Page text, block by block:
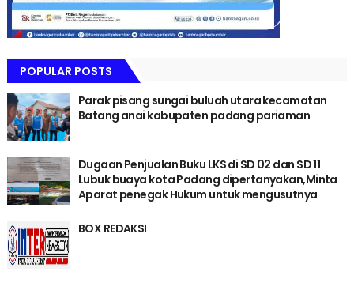
POPULAR POSTS
Parak pisang sungai buluah utara kecamatan
Batang anai kabupaten padang pariaman
Dugaan Penjualan Buku LKS di SD 02 dan SD 11
Lubuk buaya kota Padang dipertanyakan,Minta
Aparat penegak Hukum untuk mengusutnya
BOX REDAKSI